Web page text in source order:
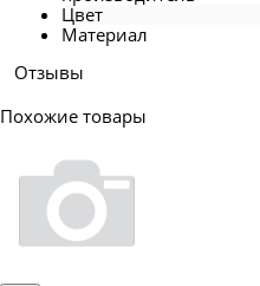
Цвет
Материал
Отзывы
Похожие товары